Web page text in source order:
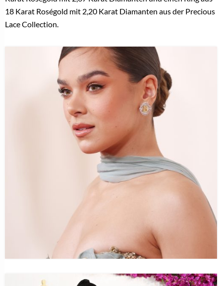
18 Karat Roségold mit 2,20 Karat Diamanten aus der Precious
Lace Collection.